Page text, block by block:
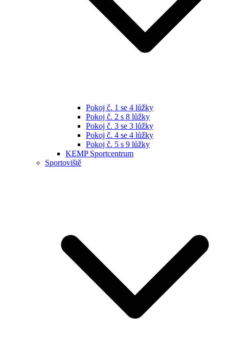
Pokoj č. 1 se 4 lůžky
Pokoj č. 2 s 8 lůžky
Pokoj č. 3 se 3 lůžky
Pokoj č. 4 se 4 lůžky
Pokoj č. 5 s 9 lůžky
KEMP Sportcentrum
Sportoviště